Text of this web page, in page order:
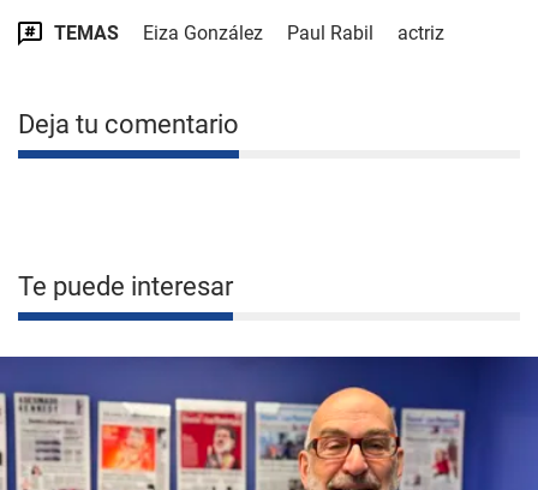
TEMAS Eiza González Paul Rabil actriz
Deja tu comentario
Te puede interesar